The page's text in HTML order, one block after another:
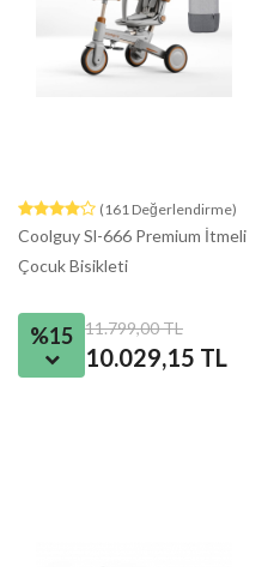
(161 Değerlendirme)
Coolguy Sl-666 Premium İtmeli
Çocuk Bisikleti
%15 11.799,00 TL
10.029,15 TL